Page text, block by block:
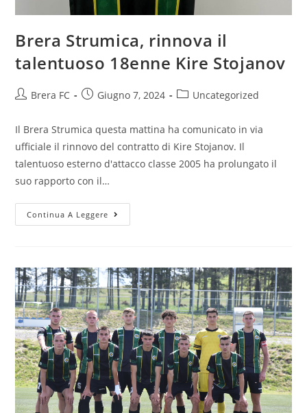
Brera Strumica, rinnova il
talentuoso 18enne Kire Stojanov
Brera FC Giugno 7, 2024 Uncategorized
Il Brera Strumica questa mattina ha comunicato in via
ufficiale il rinnovo del contratto di Kire Stojanov. Il
talentuoso esterno d'attacco classe 2005 ha prolungato il
suo rapporto con il…
Continua A Leggere